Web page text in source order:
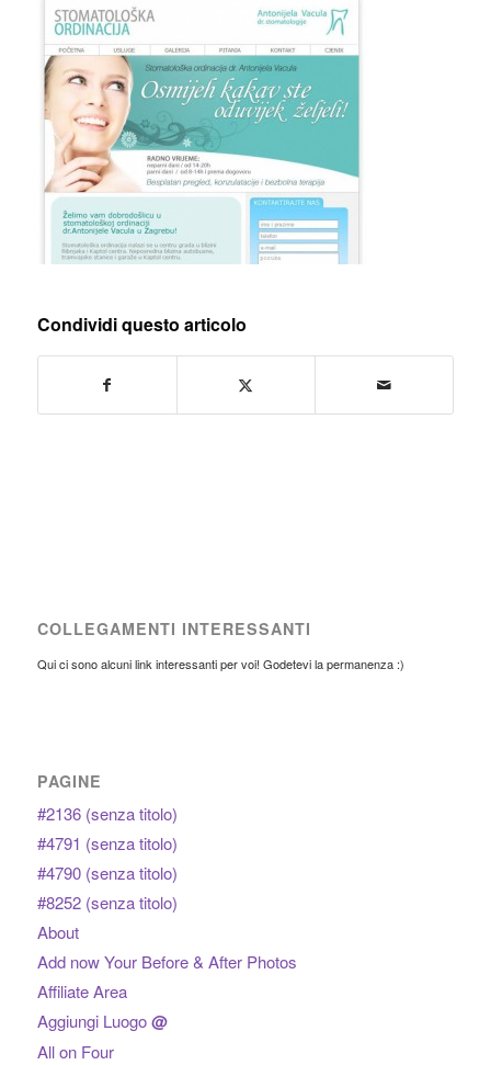
Condividi questo articolo
COLLEGAMENTI INTERESSANTI
Qui ci sono alcuni link interessanti per voi! Godetevi la permanenza :)
PAGINE
#2136 (senza titolo)
#4791 (senza titolo)
#4790 (senza titolo)
#8252 (senza titolo)
About
Add now Your Before & After Photos
Affiliate Area
Aggiungi Luogo@
All on Four